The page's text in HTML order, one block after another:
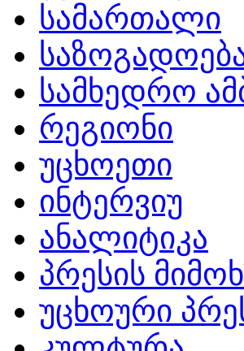
სამართალი
სამხედრო
რეგიონი
უცხოეთი
ინტერვიუ
ანალიტიკა
პრესის
უცხოური